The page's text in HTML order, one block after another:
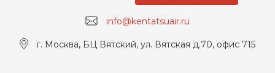
info@kentatsuair.ru
г. Москва, БЦ Вятский, ул. Вятская д.70, офис 715